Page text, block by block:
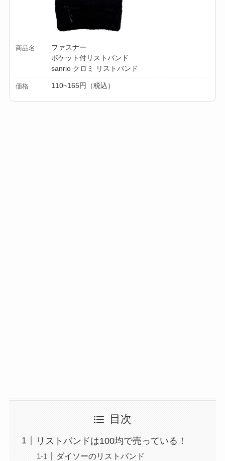
商品名
ファスナー
ポケット付リストバンド
sanrio クロミ リストバンド
価格 110~165円（税込）
目次
リストバンドは100均で売っている！
ダイソーのリストバンド